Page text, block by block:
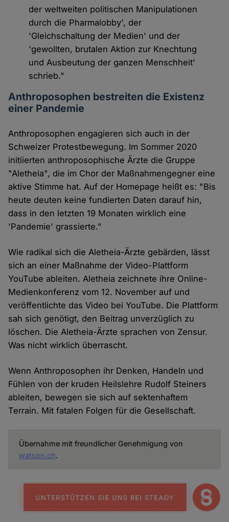
der weltweiten politischen Manipulationen
durch die Pharmalobby', der
'Gleichschaltung der Medien' und der
'gewollten, brutalen Aktion zur Knechtung
und Ausbeutung der ganzen Menschheit'
schrieb."
Anthroposophen bestreiten die Existenz
einer Pandemie
Anthroposophen engagieren sich auch in der
Schweizer Protestbewegung. Im Sommer 2020
initiierten anthroposophische Ärzte die Gruppe
"Aletheia", die im Chor der Maßnahmengegner eine
aktive Stimme hat. Auf der Homepage heißt es: "Bis
heute deuten keine fundierten Daten darauf hin,
dass in den letzten 19 Monaten wirklich eine
'Pandemie' grassierte."
Wie radikal sich die Aletheia-Ärzte gebärden, lässt
sich an einer Maßnahme der Video-Plattform
YouTube ableiten. Aletheia zeichnete ihre Online-
Medienkonferenz vom 12. November auf und
veröffentlichte das Video bei YouTube. Die Plattform
sah sich genötigt, den Beitrag unverzüglich zu
löschen. Die Aletheia-Ärzte sprachen von Zensur.
Was nicht wirklich überrascht.
Wenn Anthroposophen ihr Denken, Handeln und
Fühlen von der kruden Heilslehre Rudolf Steiners
ableiten, bewegen sie sich auf sektenhaftem
Terrain. Mit fatalen Folgen für die Gesellschaft.
Übernahme mit freundlicher Genehmigung von
watson.ch.